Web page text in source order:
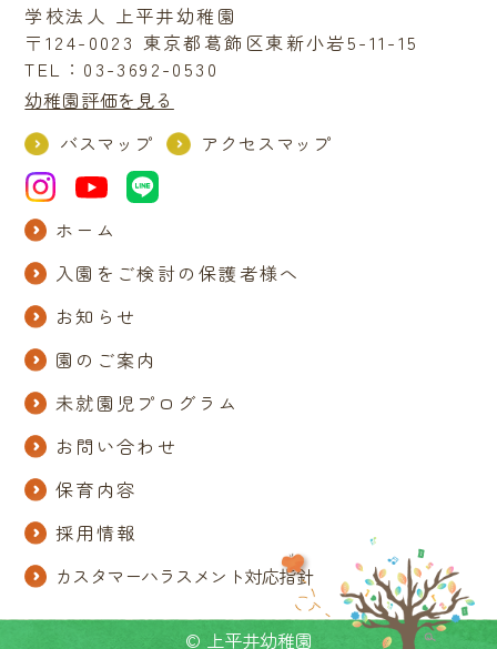
学校法人 上平井幼稚園
〒124-0023 東京都葛飾区東新小岩5-11-15
TEL：03-3692-0530
幼稚園評価を見る
バスマップ
アクセスマップ
ホーム
入園をご検討の保護者様へ
お知らせ
園のご案内
未就園児プログラム
お問い合わせ
保育内容
採用情報
カスタマーハラスメント対応指針
© 上平井幼稚園